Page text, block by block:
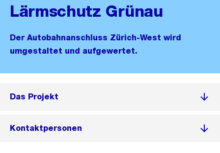
Lärmschutz Grünau
Der Autobahnanschluss Zürich-West wird
umgestaltet und aufgewertet.
Das Projekt
Kontaktpersonen